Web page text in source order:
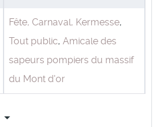
Fête, Carnaval, Kermesse,
Tout public, Amicale des
sapeurs pompiers du massif
du Mont d'or